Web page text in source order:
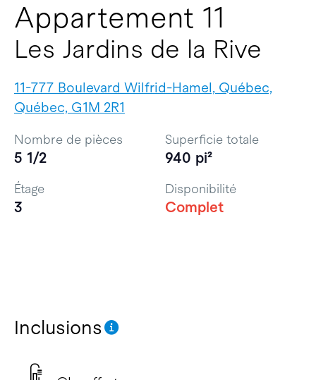
Appartement 11
Les Jardins de la Rive
11-777 Boulevard Wilfrid-Hamel, Québec,
Québec, G1M 2R1
Inclusions
Nombre de pièces
5 1/2
Superficie totale
940 pi²
Étage
3
Disponibilité
Complet